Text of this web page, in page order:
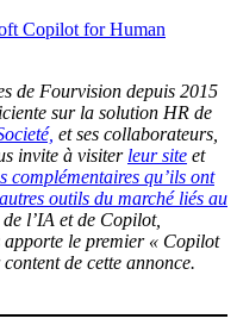
Copilot for Human
de Fourvision depuis 2015
sur la solution HR de
et ses collaborateurs,
invite à visiter leur site et
complémentaires qu’ils ont
outils du marché liés au
l’IA et de Copilot,
le premier « Copilot
de cette annonce.